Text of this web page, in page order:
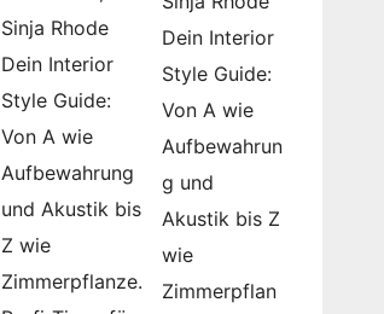
Dein Interior
Style Guide:
Von A wie
Aufbewahrun
g und
Akustik bis Z
wie
Zimmerpflan